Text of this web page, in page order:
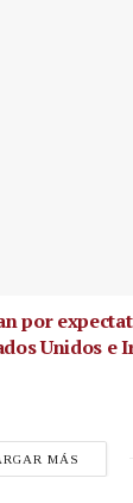
por
Unidos e
MÁS